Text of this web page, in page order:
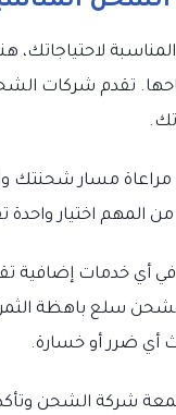
لاحتياجاتك،
تقدم شركات
مراعاة مسار
المهم اختيار واحدة
أي خدمات إضافية
سلع باهظة
أي ضرر أو خسارة.
شركة الشحن